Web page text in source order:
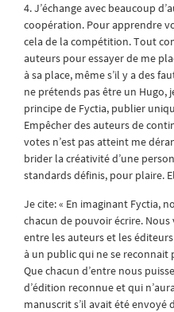
4. J’échange avec beaucoup
coopération. Pour apprendre
cela de la compétition. Tout
auteurs pour essayer de me
à sa place, même s’il y a des
ne prétends pas être un Hugo,
principe de Fyctia, publier
Empêcher des auteurs de
votes n’est pas atteint me
brider la créativité d’une
standards définis, pour plaire.
Je cite: « En imaginant Fyctia,
chacun de pouvoir écrire.
entre les auteurs et les
à un public qui ne se reconnait
Que chacun d’entre nous
d’édition reconnue et qui
manuscrit s’il avait été